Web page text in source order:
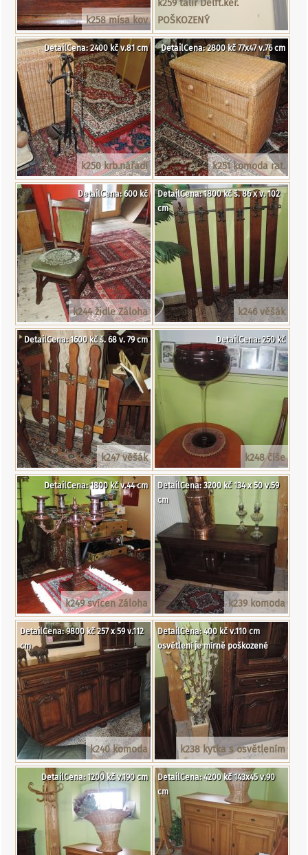
k258 mísa kov
k259 talíř Delft.ker.
POŠKOZENÝ
k250 krb.nářadí
DetailCena: 2400 kč v.81 cm
k251 komoda rat.
DetailCena: 2800 kč 77x47 v.76 cm
k244 židle Záloha
DetailCena: 600 kč
k246 věšák
DetailCena: 1800 kč š. 86 x v. 102
cm
k247 věšák
DetailCena: 1600 kč š. 68 v. 79 cm
k248 číše
DetailCena: 250 kč
k249 svícen Záloha
DetailCena: 1800 kč v.44 cm
k239 komoda
DetailCena: 3200 kč 134 x 50 v.59
cm
k240 komoda
DetailCena: 9800 kč 257 x 59 v.112
cm
k238 kytka s osvětlením
DetailCena: 400 kč v.110 cm
osvětlení je mírně poškozené
DetailCena: 1200 kč v.190 cm
DetailCena: 4200 kč 143x45 v.90
cm